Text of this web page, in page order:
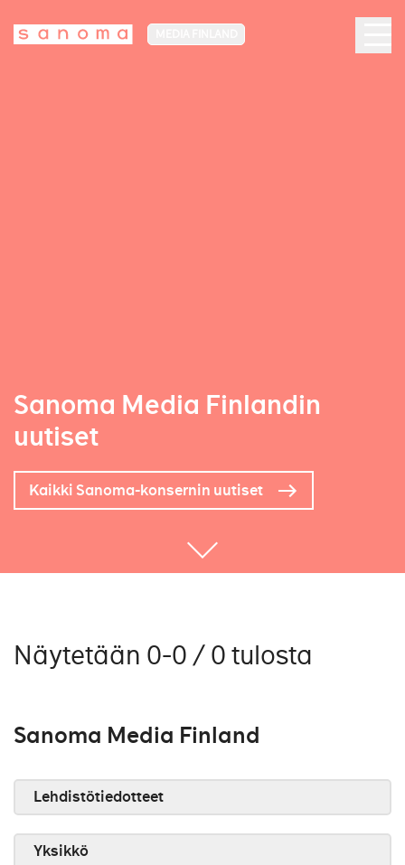
Sanoma Media Finlandin
uutiset
Kaikki Sanoma-konsernin uutiset
Näytetään 0-0 / 0 tulosta
Sanoma Media Finland
Lehdistötiedotteet
Yksikkö